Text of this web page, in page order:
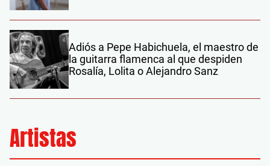
Adiós a Pepe Habichuela, el maestro de
la guitarra flamenca al que despiden
Rosalía, Lolita o Alejandro Sanz
Artistas